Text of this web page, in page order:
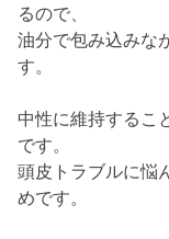
るので、
油分で包み込みな
す。
中性に維持するこ
です。
頭皮トラブルに悩
めです。